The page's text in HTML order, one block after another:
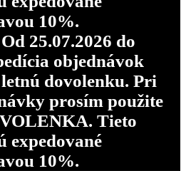
10%.
25.07.2026 do
objednávok
dovolenku. Pri
prosím použite
Tieto
expedované
10%.